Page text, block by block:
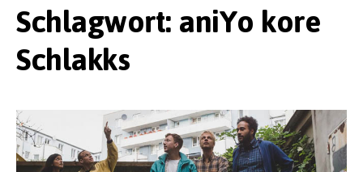
Schlagwort: aniYo kore
Schlakks